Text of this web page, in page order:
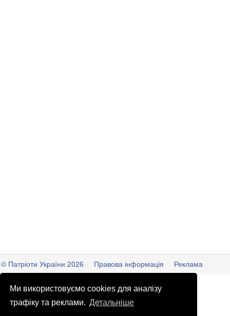
Ми використовуємо cookies для аналізу
трафіку та реклами. Детальніше
© Патріоти України 2026 Правова інформація
Реклама